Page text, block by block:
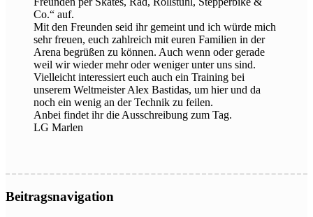
Co.“ auf.
Mit den Freunden seid ihr gemeint und ich würde mich
sehr freuen, euch zahlreich mit euren Familien in der
Arena begrüßen zu können. Auch wenn oder gerade
weil wir wieder mehr oder weniger unter uns sind.
Vielleicht interessiert euch auch ein Training bei
unserem Weltmeister Alex Bastidas, um hier und da
noch ein wenig an der Technik zu feilen.
Anbei findet ihr die Ausschreibung zum Tag.
LG Marlen
Beitragsnavigation